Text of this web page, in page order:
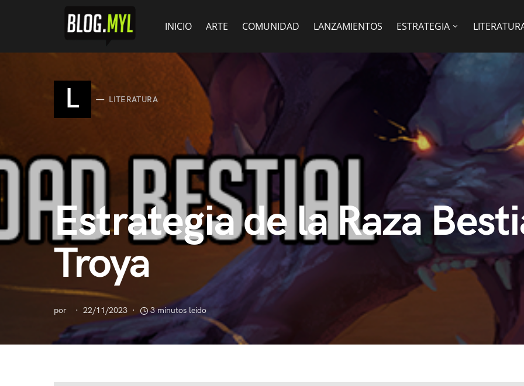
INICIO ARTE COMUNIDAD LANZAMIENTOS ESTRATEGIA
L LITERATURA
Estrategia de la Raza
Troya
por 22/11/2023 3 minutos leido